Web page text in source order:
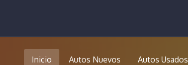
Inicio Autos Nuevos Autos Usados